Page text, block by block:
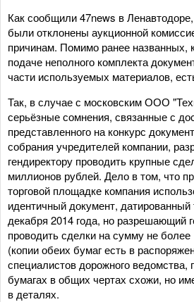
Как сообщили 47news в
были отклонены аукционной
причинам. Помимо ранее названных,
подаче неполного комплекта
части используемых материалов,
Так, в случае с московским ООО
серьёзные сомнения, связанные с
представленного на конкурс
собрания учредителей компании,
гендиректору проводить крупные
миллионов рублей. Дело в том, что
торговой площадке компания
идентичный документ,
декабря 2014 года, но разрешающий
проводить сделки на сумму не
(копии обеих бумаг есть в
специалистов дорожного ведомства,
бумагах в общих чертах схожи, но
в деталях.